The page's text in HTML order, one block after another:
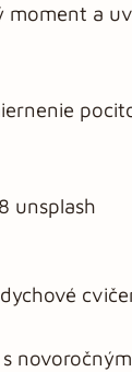
moment a